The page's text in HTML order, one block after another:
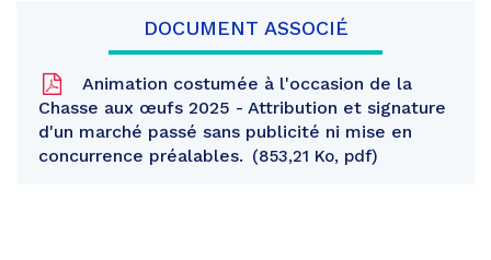
DOCUMENT ASSOCIÉ
Animation costumée à l'occasion de la
Chasse aux œufs 2025 - Attribution et signature
d'un marché passé sans publicité ni mise en
concurrence préalables.
853,21 Ko, pdf